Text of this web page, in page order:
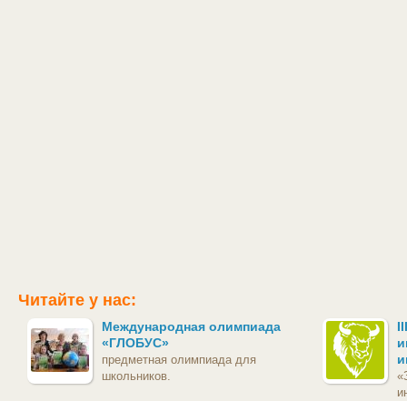
Читайте у нас:
Международная олимпиада
«ГЛОБУС»
предметная олимпиада для
школьников.